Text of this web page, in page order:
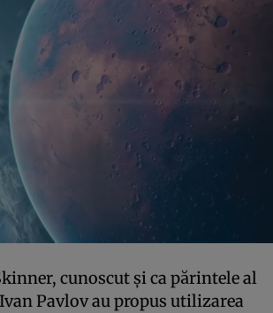
cunoscut şi ca părintele al
Pavlov au propus utilizarea